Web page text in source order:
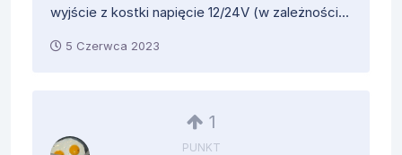
wyjście z kostki napięcie 12/24V (w zależności...
5 Czerwca 2023
1
PUNKT